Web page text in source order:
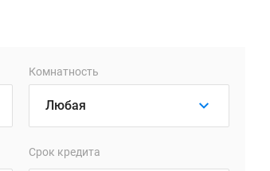
Комнатность
Срок кредита